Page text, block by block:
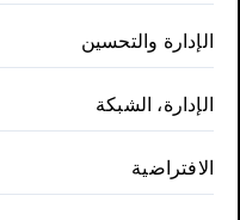
الإدارة والتحسين
الإدارة، الشبكة
الافتراضية